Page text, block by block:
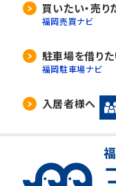
買いたい・売り
福岡売買ナビ
駐車場を借り
福岡駐車場ナビ
入居者様へ